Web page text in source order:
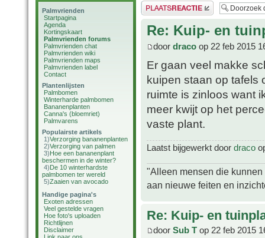
Palmvrienden
Startpagina
Agenda
Kortingskaart
Palmvrienden forums
Palmvrienden chat
Palmvrienden wiki
Palmvrienden maps
Palmvrienden label
Contact
Plantenlijsten
Palmbomen
Winterharde palmbomen
Bananenplanten
Canna's (bloemriet)
Palmvarens
Populairste artikels
1)Verzorging bananenplanten
2)Verzorging van palmen
3)Hoe een bananenplant
beschermen in de winter?
4)De 10 winterhardste
palmbomen ter wereld
5)Zaaien van avocado
Handige pagina's
Exoten adressen
Veel gestelde vragen
Hoe foto's uploaden
Richtlijnen
Disclaimer
Plaats een reactie
Re: Kuip- en
door draco op 22 feb 2015
Er gaan veel makke
kuipen staan op tafels
ruimte is zinloos want
meer kwijt op het
vaste plant.
Laatst bijgewerkt door draco
"Alleen mensen die
aan nieuwe feiten en
Re: Kuip- en
door Sub T op 22 feb 2015